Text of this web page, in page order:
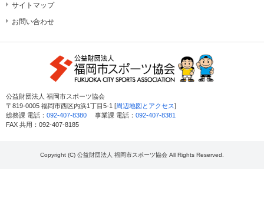
サイトマップ
お問い合わせ
公益財団法人 福岡市スポーツ協会
〒819-0005 福岡市西区内浜1丁目5-1 [周辺地図とアクセス]
総務課 電話： 092-407-8380 事業課 電話： 092-407-8381
FAX 共用：092-407-8185
Copyright (C) 公益財団法人 福岡市スポーツ協会 All Rights Reserved.